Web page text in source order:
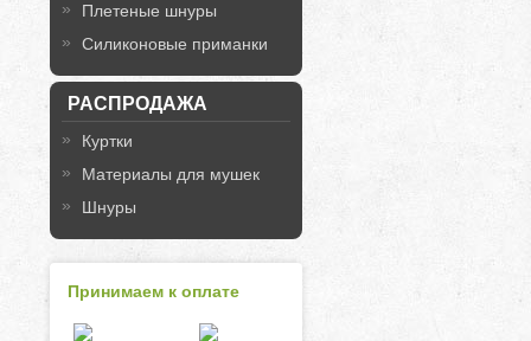
Плетеные шнуры
Силиконовые приманки
РАСПРОДАЖА
Куртки
Материалы для мушек
Шнуры
Принимаем к оплате